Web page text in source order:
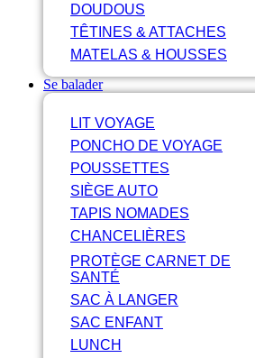
DOUDOUS
TÊTINES & ATTACHES
MATELAS & HOUSSES
Se balader
LIT VOYAGE
PONCHO DE VOYAGE
POUSSETTES
SIÈGE AUTO
TAPIS NOMADES
CHANCELIÈRES
PROTÈGE CARNET DE
SANTÉ
SAC À LANGER
SAC ENFANT
LUNCH